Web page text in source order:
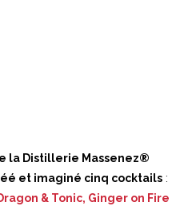
la Distillerie Massenez®
et imaginé cinq cocktails :
& Tonic, Ginger on Fire